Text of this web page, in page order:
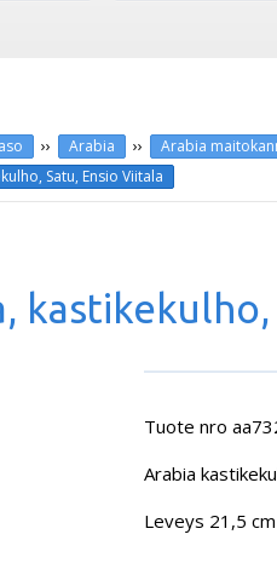
›› Arabia ›› Arabia
Satu, Ensio Viitala
Tuote nro
Arabia
Leveys 21,5